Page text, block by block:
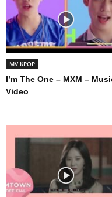
MV KPOP
I’m The One – MXM –
Video